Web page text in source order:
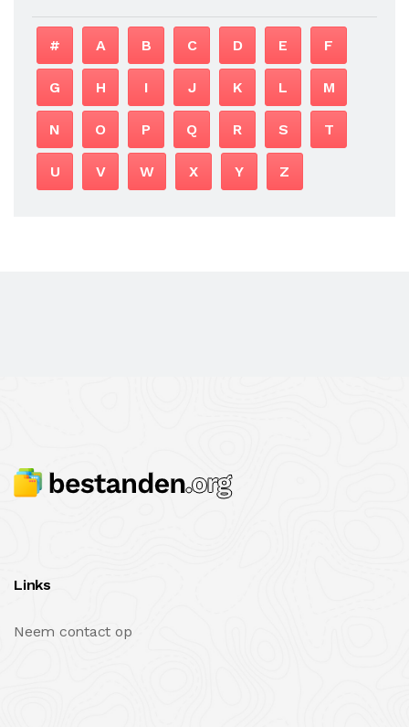
# A B C D E F
G H I J K L M
N O P Q R S T
U V W X Y Z
Links
Neem contact op